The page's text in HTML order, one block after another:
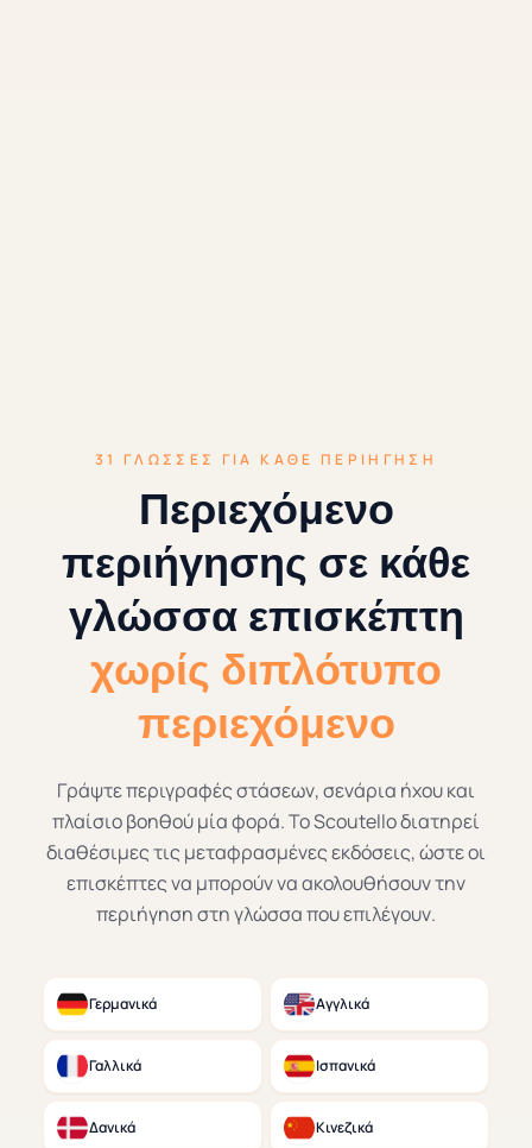
31 ΓΛΏΣΣΕΣ ΓΙΑ ΚΆΘΕ ΠΕΡΙΉΓΗΣΗ
Περιεχόμενο
περιήγησης σε κάθε
γλώσσα επισκέπτη
χωρίς διπλότυπο
περιεχόμενο
Γράψτε περιγραφές στάσεων, σενάρια ήχου και
πλαίσιο βοηθού μία φορά. Το Scoutello διατηρεί
διαθέσιμες τις μεταφρασμένες εκδόσεις, ώστε οι
επισκέπτες να μπορούν να ακολουθήσουν την
περιήγηση στη γλώσσα που επιλέγουν.
Γερμανικά Αγγλικά
Γαλλικά Ισπανικά
Δανικά Κινεζικά